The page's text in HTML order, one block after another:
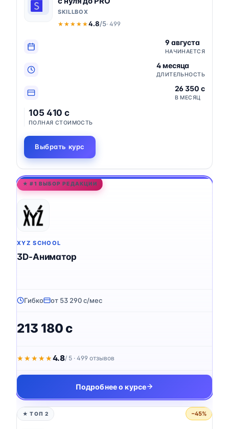
SKILLBOX
★★★★★
★★★★★4.8/5· 499
9 августа
НАЧИНАЕТСЯ
4 месяца
ДЛИТЕЛЬНОСТЬ
26 350 c
В МЕСЯЦ
105 410 c
ПОЛНАЯ СТОИМОСТЬ
Выбрать курс
★ #1 ВЫБОР РЕДАКЦИИ
XYZ SCHOOL
3D-Аниматор
Гибко от 53 290 c/мес
213 180 c
★★★★★
★★★★★4.8/ 5 · 499 отзывов
Подробнее о курсе
★ ТОП 2 −45%